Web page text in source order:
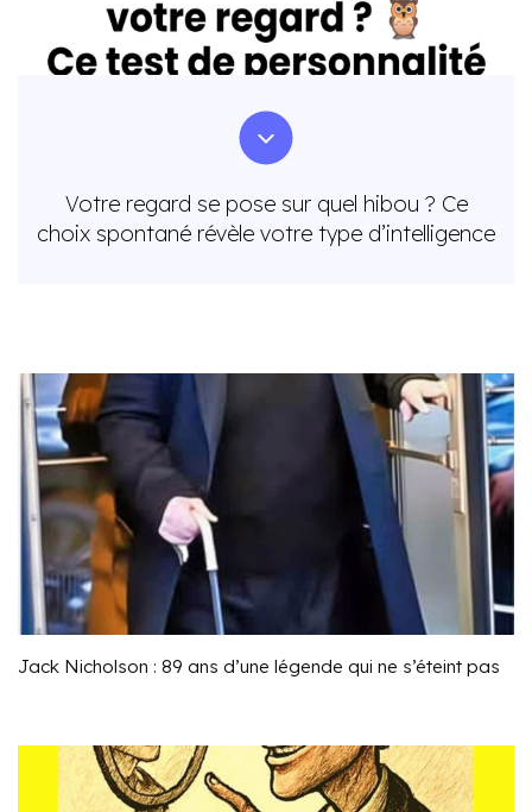
Votre regard se pose sur quel hibou ? Ce
choix spontané révèle votre type d’intelligence
Jack Nicholson : 89 ans d’une légende qui ne s’éteint pas